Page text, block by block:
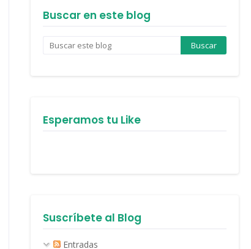
Buscar en este blog
Esperamos tu Like
Suscríbete al Blog
Entradas